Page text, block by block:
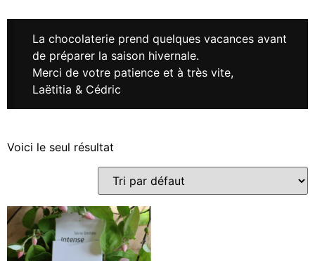
La chocolaterie prend quelques vacances avant
de préparer la saison hivernale.
Merci de votre patience et à très vite,
Laëtitia & Cédric
Voici le seul résultat